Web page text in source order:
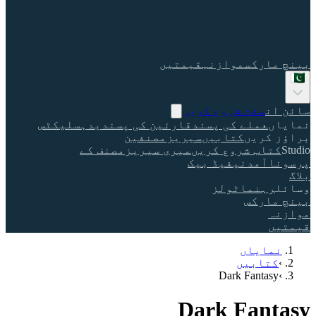
بینچ مارکس موازنہ قیمتیں
سائن ان مفت شروع کریں
نمایاں عملے کی پسند قارئین کی پسندیدہ سلیکٹس
براؤز کریں کتابیںسیریز مصنفین
Studioکتاب شروع کریں میری سیریز مصنف کے
پرسونا آمدنی فیڈ بیک
بلاگ
وسائل رہنما ٹولز
بینچ مارکس
موازنہ
قیمتیں
نمایاں
›کتابیں
›
Dark Fantasy
Dark Fantasy